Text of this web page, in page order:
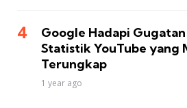
Google Hadapi
Statistik YouTube yang
Terungkap
1 year ago